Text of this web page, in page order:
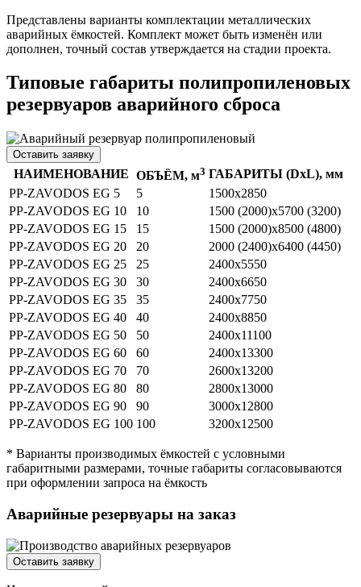
Представлены варианты комплектации металлических
аварийных ёмкостей. Комплект может быть изменён или
дополнен, точный состав утверждается на стадии проекта.
Типовые габариты полипропиленовых
резервуаров аварийного сброса
Оставить заявку
НАИМЕНОВАНИЕ ОБЪЁМ, м3 ГАБАРИТЫ (DхL), мм
PP-ZAVODOS EG 5
5
1500х2850
PP-ZAVODOS EG 10
10
1500 (2000)х5700 (3200)
PP-ZAVODOS EG 15
15
1500 (2000)х8500 (4800)
PP-ZAVODOS EG 20
20
2000 (2400)х6400 (4450)
PP-ZAVODOS EG 25
25
2400х5550
PP-ZAVODOS EG 30
30
2400х6650
PP-ZAVODOS EG 35
35
2400х7750
PP-ZAVODOS EG 40
40
2400х8850
PP-ZAVODOS EG 50
50
2400х11100
PP-ZAVODOS EG 60
60
2400х13300
PP-ZAVODOS EG 70
70
2600х13200
PP-ZAVODOS EG 80
80
2800х13000
PP-ZAVODOS EG 90
90
3000х12800
PP-ZAVODOS EG 100 100 3200х12500
* Варианты производимых ёмкостей с условными
габаритными размерами, точные габариты согласовываются
при оформлении запроса на ёмкость
Аварийные резервуары на заказ
Оставить заявку